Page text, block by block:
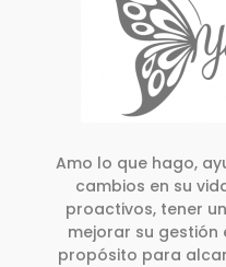
Amo lo que hago,
cambios en su
proactivos, tener
mejorar su
propósito para